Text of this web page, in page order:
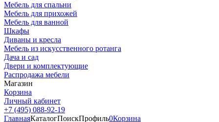
Мебель для спальни
Мебель для прихожей
Мебель для ванной
Шкафы
Диваны и кресла
Мебель из искусственного ротанга
Дача и сад
Двери и комплектующие
Распродажа мебели
Магазин
Корзина
Личный кабинет
+7 (495) 088-92-19
ГлавнаяКаталогПоискПрофиль0Корзина